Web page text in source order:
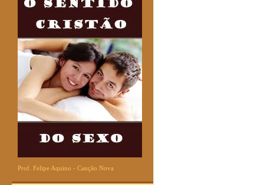
Prof. Felipe Aquino - Canção Nova